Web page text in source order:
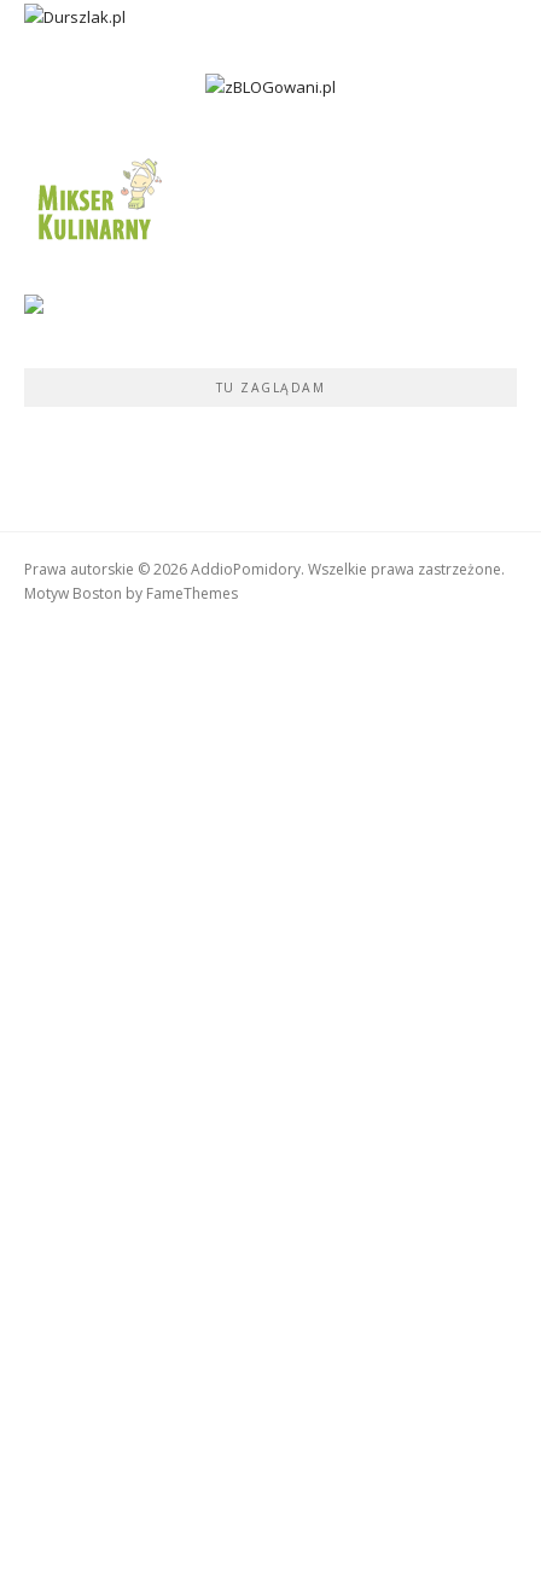
TU ZAGLĄDAM
Prawa autorskie © 2026 AddioPomidory. Wszelkie prawa zastrzeżone.
Motyw Boston by FameThemes